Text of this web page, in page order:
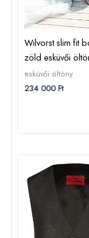
Wilvorst slim fit
zöld esküvői
esküvői öltöny
234 000Ft